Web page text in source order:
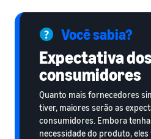
Você sabia?
Expectativa
consumidores
Quanto mais fornecedores
tiver, maiores serão as
consumidores. Embora
necessidade do produto,